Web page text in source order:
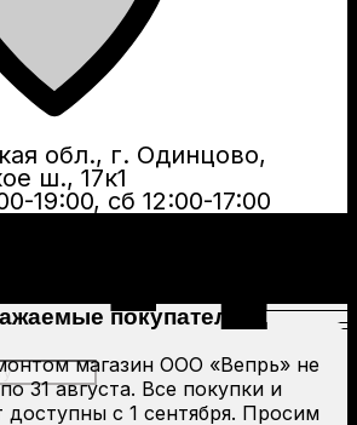
обл., г. Одинцово,
ш., 17к1
19:00, сб 12:00-17:00
покупатели!
магазин ООО «Вепрь» не
31 августа. Все покупки и
доступны с 1 сентября. Просим